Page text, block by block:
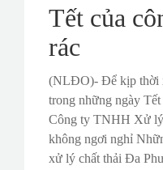
Tết của
rác
(NLĐO)- Để kịp thời
trong những ngày
Công ty TNHH Xử lý
không ngơi nghỉ
xử lý chất thải Đa